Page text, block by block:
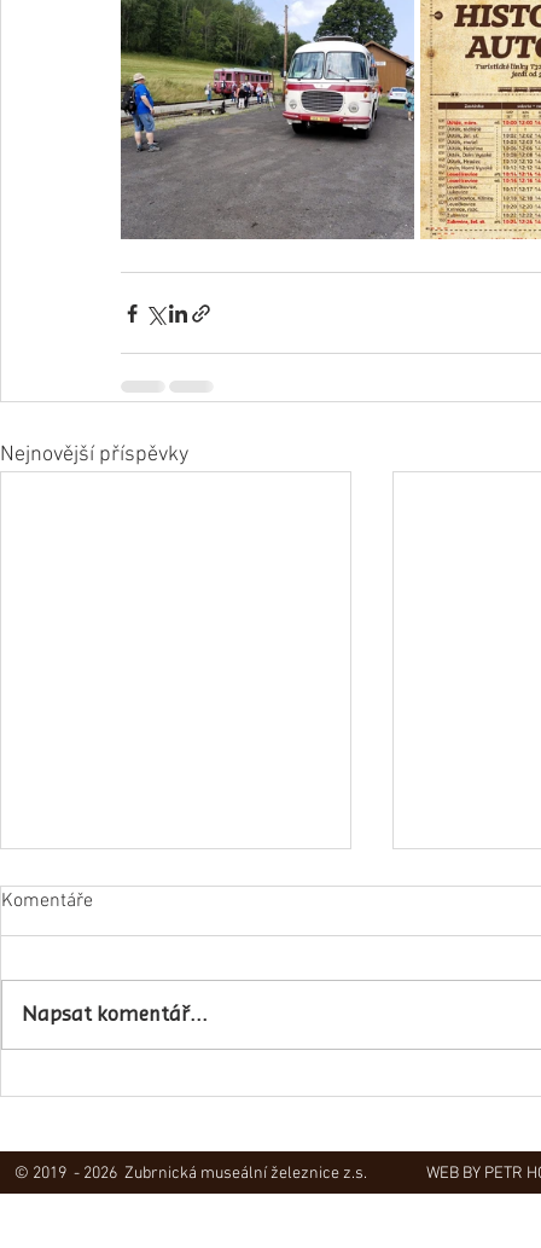
Nejnovější příspěvky
Komentáře
Napsat komentář...
© 2019 - 2026 Zubrnická museální železnice z.s. WEB BY